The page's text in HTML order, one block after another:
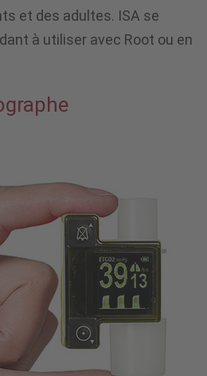
et des adultes. ISA se
à utiliser avec Root ou en